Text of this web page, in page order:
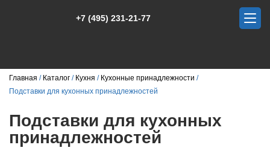
+7 (495) 231-21-77
Главная Каталог Кухня
Кухонные принадлежности
Подставки для кухонных принадлежностей
Подставки для кухонных
принадлежностей